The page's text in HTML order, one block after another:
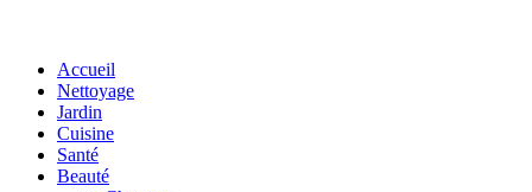
Accueil
Nettoyage
Jardin
Cuisine
Santé
Beauté